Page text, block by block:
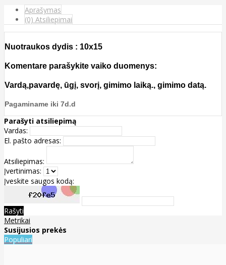
Aprašymas
(0) Atsiliepimai
Nuotraukos dydis : 10x15
Komentare parašykite vaiko duomenys:
Vardą,pavardę, ūgį, svorį, gimimo laiką., gimimo datą.
Pagaminame iki 7d.d
Parašyti atsiliepimą
Vardas:
El. pašto adresas:
Atsiliepimas:
Įvertinimas:
Įveskite saugos kodą:
Rašyti
Metrikai
Susijusios prekės
Populiari